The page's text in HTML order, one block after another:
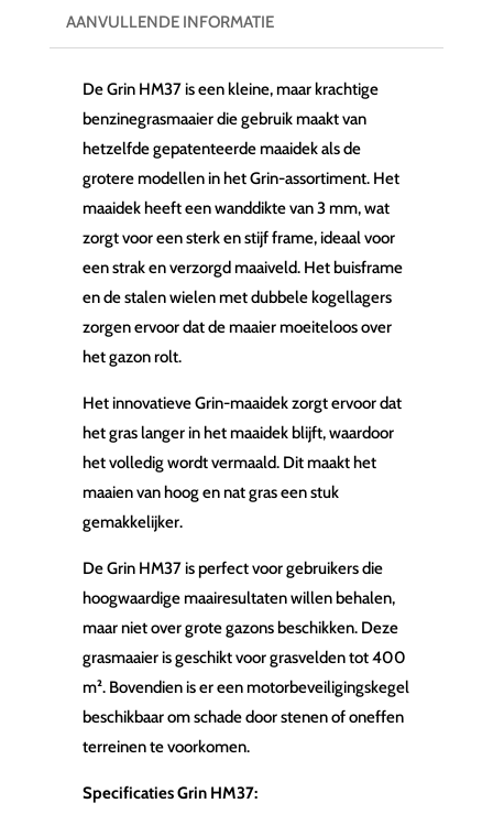
AANVULLENDE INFORMATIE
De Grin HM37 is een kleine, maar krachtige
benzinegrasmaaier die gebruik maakt van
hetzelfde gepatenteerde maaidek als de
grotere modellen in het Grin-assortiment. Het
maaidek heeft een wanddikte van 3 mm, wat
zorgt voor een sterk en stijf frame, ideaal voor
een strak en verzorgd maaiveld. Het buisframe
en de stalen wielen met dubbele kogellagers
zorgen ervoor dat de maaier moeiteloos over
het gazon rolt.
Het innovatieve Grin-maaidek zorgt ervoor dat
het gras langer in het maaidek blijft, waardoor
het volledig wordt vermaald. Dit maakt het
maaien van hoog en nat gras een stuk
gemakkelijker.
De Grin HM37 is perfect voor gebruikers die
hoogwaardige maairesultaten willen behalen,
maar niet over grote gazons beschikken. Deze
grasmaaier is geschikt voor grasvelden tot 400
m². Bovendien is er een motorbeveiligingskegel
beschikbaar om schade door stenen of oneffen
terreinen te voorkomen.
Specificaties Grin HM37: